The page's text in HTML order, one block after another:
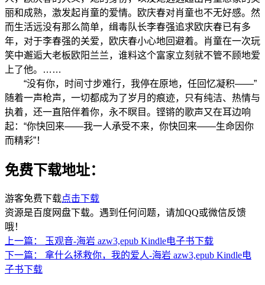
丽和成熟，激发起肖童的爱情。欧庆春对肖童也不无好感。然
而生活远没有那么简单，缉毒队长李春强追求欧庆春已有多
年，对于李春强的关爱，欧庆春小心地回避着。肖童在一次玩
笑中邂逅大老板欧阳兰兰，谁料这个富家立刻就不管不顾地爱
上了他。……
“没有你，时间寸步难行，我停在原地，任回忆凝积——”
随着一声枪声，一切都成为了岁月的痕迹，只有纯洁、热情与
执着，还一直陪伴着你，永不瞑目。铿锵的歌声又在耳边响
起：“你快回来——我一人承受不来，你快回来——生命因你
而精彩”！
免费下载地址：
游客免费下载点击下载
资源是百度网盘下载。遇到任何问题，请加QQ或微信反馈
哦！
上一篇：
玉观音-海岩 azw3,epub Kindle电子书下载
下一篇：
拿什么拯救你，我的爱人-海岩 azw3,epub Kindle电
子书下载